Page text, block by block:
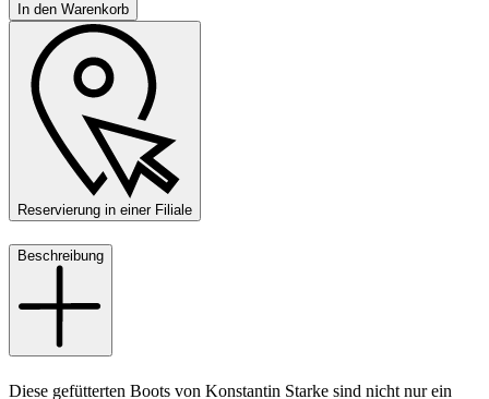
In den Warenkorb
Reservierung in einer Filiale
Beschreibung
Diese gefütterten Boots von Konstantin Starke sind nicht nur ein